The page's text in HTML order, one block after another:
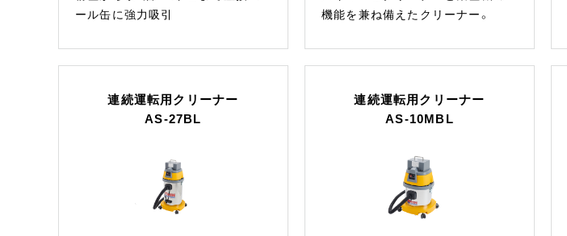
ール缶に強力吸引
機能を兼ね備えたクリーナー。
連続運転用クリーナー
AS-27BL
連続運転用クリーナー
AS-10MBL